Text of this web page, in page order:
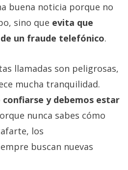
buena noticia porque no
sino que evita que
un fraude telefónico.
llamadas son peligrosas,
mucha tranquilidad.
confiarse y debemos estar
nunca sabes cómo
los
buscan nuevas